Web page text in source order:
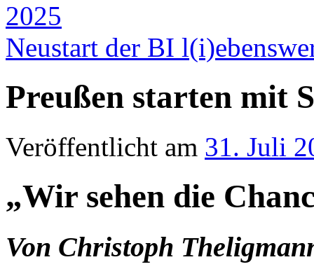
2025
Neustart der BI
Preußen starten mit
Veröffentlicht am 31. Juli
„Wir sehen die
Von Christoph